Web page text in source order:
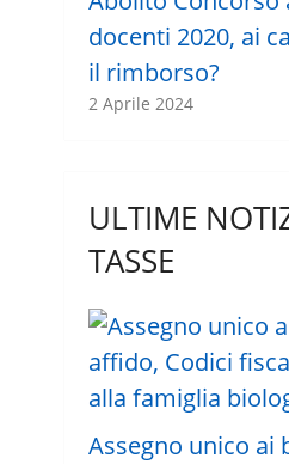
docenti 2020, ai
il rimborso?
2 Aprile 2024
ULTIME
TASSE
Assegno unico ai